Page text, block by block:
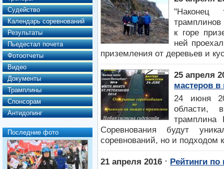
Судейство
Календарь соревнований
Результаты
Пьедестал почета
Фотоотчеты
Видео
Документы
Трамплины
Спонсорам
Антидопинг
Последние фото
"Наконец
трамплинов
к горе
ней
приземления от деревьев и
25 апреля
мастеров
24 июня
области,
трамплина
Соревнования будут
соревнований, но и подходом
21 апреля 2016 ⋅ Рейтинги